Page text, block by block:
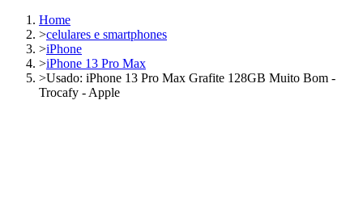
Home
>celulares e smartphones
>iPhone
>iPhone 13 Pro Max
>Usado: iPhone 13 Pro Max Grafite 128GB Muito Bom -
Trocafy - Apple